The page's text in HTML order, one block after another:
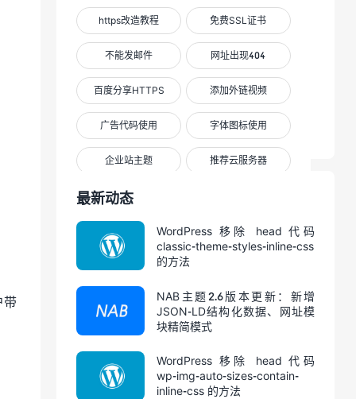
带
支持中英文，支持百度快速收录，适用于企业
官方网站、导购站、淘宝客、团队展示、商品
展示，超全面SEO、模块化设计、强大且简单
的主题
演示站 去购买
https改造教程 免费SSL证书
不能发邮件 网址出现404
百度分享HTTPS 添加外链视频
广告代码使用 字体图标使用
企业站主题 推荐云服务器
查看全部 WordPress新手教程
最新动态
WordPress 移除 head 代码
classic-theme-styles-inline-css
的方法
NAB主题2.6版本更新：新增
JSON-LD结构化数据、网址模
块精简模式
WordPress 移除 head 代码
wp-img-auto-sizes-contain-
inline-css 的方法